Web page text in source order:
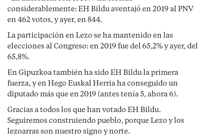
considerablemente: EH Bildu aventajó en 2019 al PNV
en 462 votos, y ayer, en 844.
La participación en Lezo se ha mantenido en las
elecciones al Congreso: en 2019 fue del 65,2% y ayer, del
65,8%.
En Gipuzkoa también ha sido EH Bildu la primera
fuerza, y en Hego Euskal Herria ha conseguido un
diputado más que en 2019 (antes tenía 5, ahora 6).
Gracias a todos los que han votado EH Bildu.
Seguiremos construiendo pueblo, porque Lezo y los
lezoarras son nuestro signo y norte.